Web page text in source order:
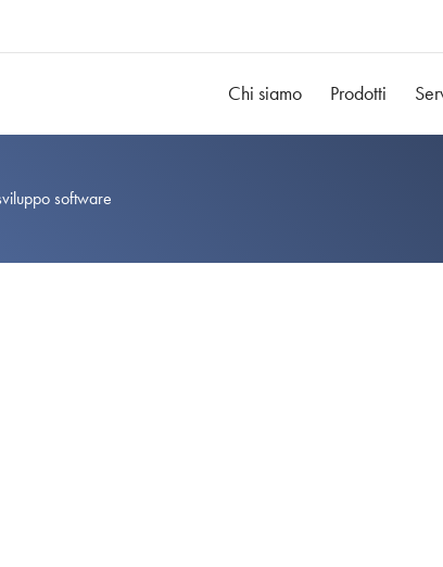
Chi siamo Prodotti
software